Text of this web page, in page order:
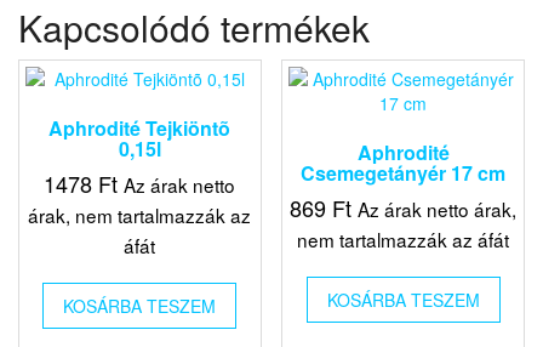
Kapcsolódó termékek
Aphrodité Tejkiöntõ
0,15l
1478 Ft Az árak netto
árak, nem tartalmazzák az
áfát
KOSÁRBA TESZEM
Aphrodité
Csemegetányér 17 cm
869 Ft Az árak netto árak,
nem tartalmazzák az áfát
KOSÁRBA TESZEM